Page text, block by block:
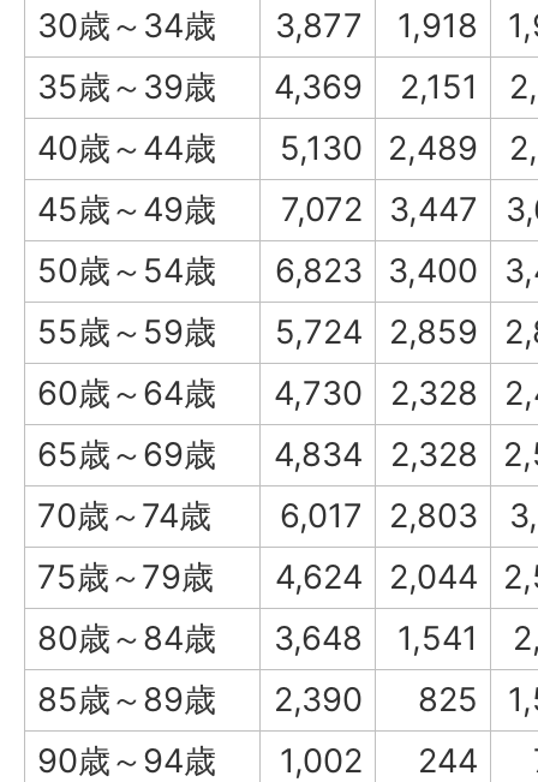
30歳～34歳 3,877 1,918
35歳～39歳
4,369 2,151
40歳～44歳
5,130 2,489
45歳～49歳
7,072 3,447
50歳～54歳
6,823 3,400
55歳～59歳
5,724 2,859
60歳～64歳
4,730 2,328
65歳～69歳
4,834 2,328
70歳～74歳
6,017 2,803
75歳～79歳
4,624 2,044
80歳～84歳
3,648 1,541
85歳～89歳
2,390 825
90歳～94歳
1,002 244